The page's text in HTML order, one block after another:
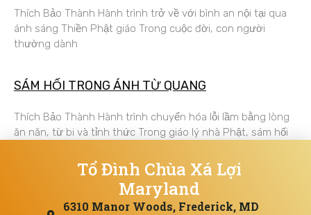
Thích Bảo Thành Hành trình trở về với bình an nội tại qua
ánh sáng Thiền Phật giáo Trong cuộc đời, con người
thường dành
SÁM HỐI TRONG ÁNH TỪ QUANG
Thích Bảo Thành Hành trình chuyển hóa lỗi lầm bằng lòng
ăn năn, từ bi và tỉnh thức Trong giáo lý nhà Phật, sám hối
Tổ Đình Chùa Xá Lợi
Maryland
6310 Manor Woods, Frederick, MD